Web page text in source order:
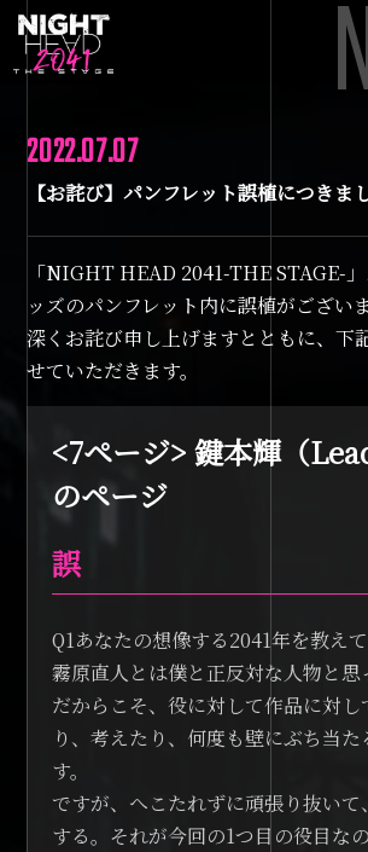
2022.07.07
【お詫び】パンフレット誤植につきま
「NIGHT HEAD 2041-THE STAGE-
ッズのパンフレット内に誤植がございま
深くお詫び申し上げますとともに、下
せていただきます。
<7ページ> 鍵本輝（
のページ
誤
Q1あなたの想像する2041年を教えて
霧原直人とは僕と正反対な人物と思
だからこそ、役に対して作品に対し
り、考えたり、何度も壁にぶち当た
す。
ですが、へこたれずに頑張り抜いて
する。それが今回の1つ目の役目な